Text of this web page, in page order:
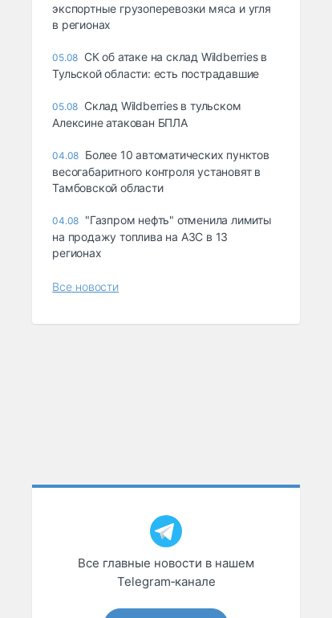
экспортные грузоперевозки мяса и угля
в регионах
05.08 СК об атаке на склад Wildberries в
Тульской области: есть пострадавшие
05.08 Склад Wildberries в тульском
Алексине атакован БПЛА
04.08 Более 10 автоматических пунктов
весогабаритного контроля установят в
Тамбовской области
04.08 "Газпром нефть" отменила лимиты
на продажу топлива на АЗС в 13
регионах
Все новости
Все главные новости в нашем
Telegram‑канале